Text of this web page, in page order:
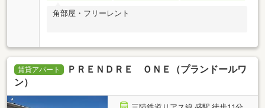
角部屋・フリーレント
賃貸アパート
ＰＲＥＮＤＲＥ ＯＮＥ（プランドールワ
ン）